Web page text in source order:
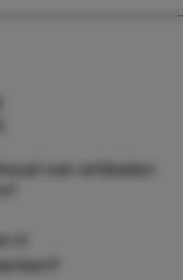
van artikelen